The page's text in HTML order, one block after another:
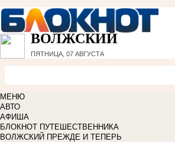
ВОЛЖСКИЙ
ПЯТНИЦА, 07 АВГУСТА
МЕНЮ
АВТО
АФИША
БЛОКНОТ ПУТЕШЕСТВЕННИКА
ВОЛЖСКИЙ ПРЕЖДЕ И ТЕПЕРЬ